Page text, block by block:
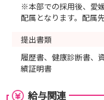
※本部での採用後、愛
配属となります。配属
提出書類
履歴書、健康診断書、
績証明書
給与関連